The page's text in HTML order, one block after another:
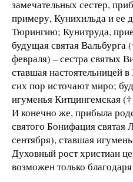
замечательных сестер,
примеру, Кунихильда и ее
Тюрингию; Кунитруда,
будущая святая Вальбурга
февраля) – сестра святых
ставшая настоятельницей
сих пор источают миро;
игуменья Китцингемская
И конечно же, прибыла
святого Бонифация святая
сентября), ставшая
Духовный рост христиан
возможен только